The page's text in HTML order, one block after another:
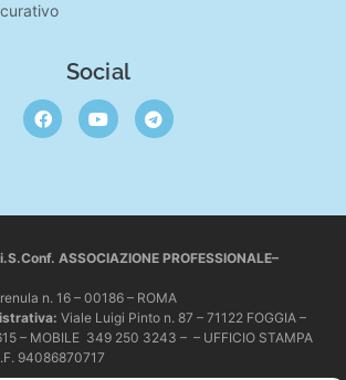
Social
ASSOCIAZIONE PROFESSIONALE–
n. 16 – 00186 – ROMA
Viale Luigi Pinto n. 87 – 71122 FOGGIA –
– MOBILE 349 250 3243 – – UFFICIO STAMPA
94086870717